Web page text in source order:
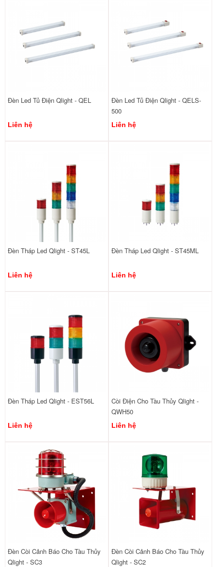
Đèn Led Tủ Điện Qlight - QEL
Liên hệ
Đèn Led Tủ Điện Qlight - QELS-
500
Liên hệ
Đèn Tháp Led Qlight - ST45L
Liên hệ
Đèn Tháp Led Qlight - ST45ML
Liên hệ
Đèn Tháp Led Qlight - EST56L
Liên hệ
Còi Điện Cho Tàu Thủy Qlight -
QWH50
Liên hệ
Đèn Còi Cảnh Báo Cho Tàu Thủy
Qlight - SC3
Đèn Còi Cảnh Báo Cho Tàu Thủy
Qlight - SC2